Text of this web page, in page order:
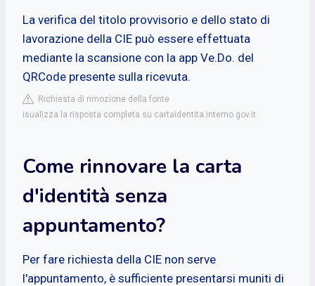
La verifica del titolo provvisorio e dello stato di
lavorazione della CIE può essere effettuata
mediante la scansione con la app Ve.Do. del
QRCode presente sulla ricevuta.
Richiesta di rimozione della fonte
isualizza la risposta completa su cartaidentita.interno.gov.it
Come rinnovare la carta
d'identità senza
appuntamento?
Per fare richiesta della CIE non serve
l'appuntamento, è sufficiente presentarsi muniti di